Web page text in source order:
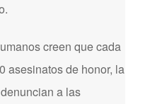
creen que cada
asesinatos de honor, la
a las